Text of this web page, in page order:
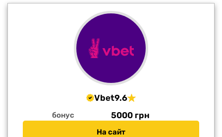
Vbet9.6
бонус 5000 грн
На сайт